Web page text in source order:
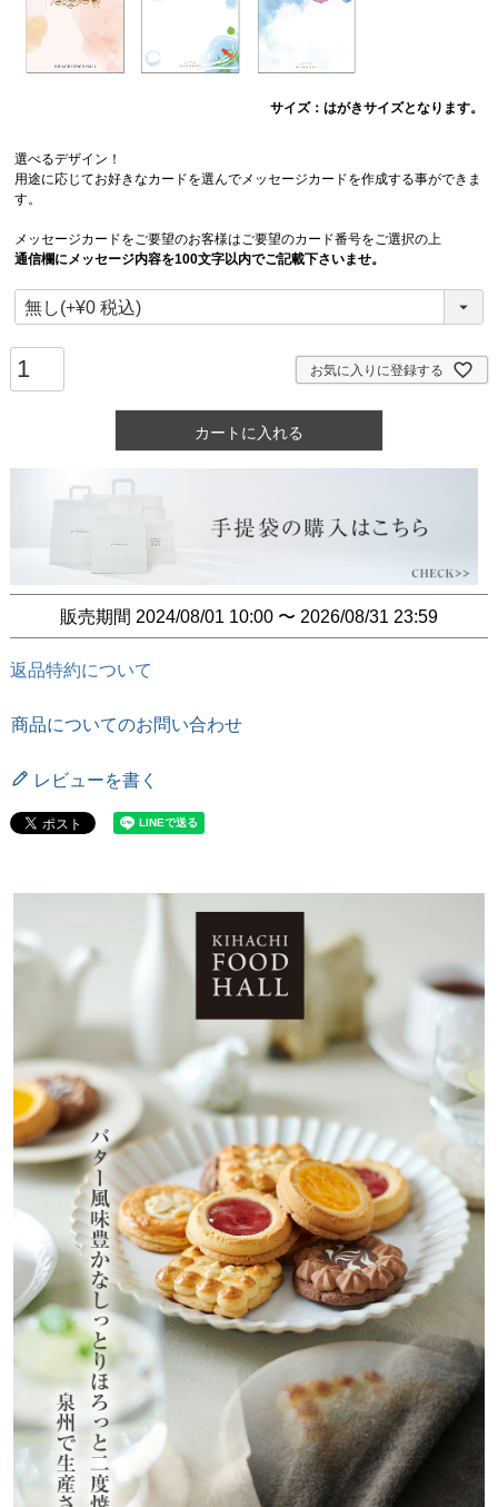
サイズ：はがきサイズとなります。
選べるデザイン！
用途に応じてお好きなカードを選んでメッセージカードを作成する事ができま
す。
メッセージカードをご要望のお客様はご要望のカード番号をご選択の上
通信欄にメッセージ内容を100文字以内でご記載下さいませ。
お気に入りに登録する
カートに入れる
販売期間 2024/08/01 10:00 〜 2026/08/31 23:59
返品特約について
商品についてのお問い合わせ
レビューを書く